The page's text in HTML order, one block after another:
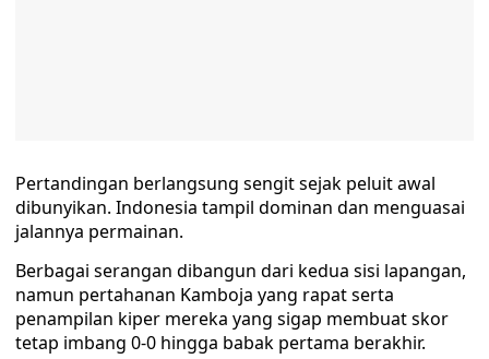
Pertandingan berlangsung sengit sejak peluit awal
dibunyikan. Indonesia tampil dominan dan menguasai
jalannya permainan.
Berbagai serangan dibangun dari kedua sisi lapangan,
namun pertahanan Kamboja yang rapat serta
penampilan kiper mereka yang sigap membuat skor
tetap imbang 0-0 hingga babak pertama berakhir.